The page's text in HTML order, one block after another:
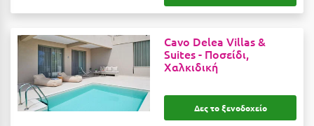
Ελούντα Κρήτης
Ερέτρια
Ερμιόνη
Εύβοια
Cavo Delea Villas &
Suites - Ποσείδι,
Χαλκιδική
Δες το ξενοδοχείο